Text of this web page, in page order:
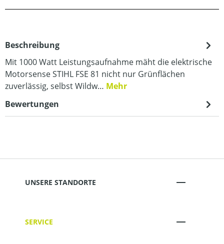
Beschreibung
Mit 1000 Watt Leistungsaufnahme mäht die elektrische
Motorsense STIHL FSE 81 nicht nur Grünflächen
zuverlässig, selbst Wildw… Mehr
Bewertungen
UNSERE STANDORTE
SERVICE